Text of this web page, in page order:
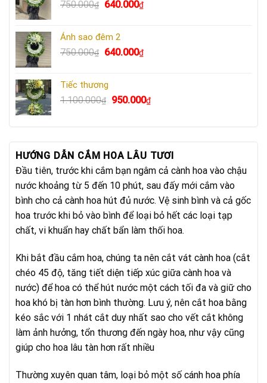
670.000₫.
750.000₫
Giá
750.000₫.
640.000₫Giá
640.000₫.
Ánh sao đêm 2
750.000₫
Giá
750.000₫.
640.000₫Giá
640.000₫.
Tiếc thương
1.100.000₫
Giá
là:
950.000₫Giá
tại
950.000₫.
HƯỚNG DẪN CẮM HOA LÂU TƯƠI
Đầu tiên, trước khi cắm bạn ngâm cả cành hoa vào chậu
nước khoảng từ 5 đến 10 phút, sau đấy mới cắm vào
bình cho cả cành hoa hút đủ nước. Vệ sinh bình và cả gốc
hoa trước khi bỏ vào bình để loại bỏ hết các loại tạp
chất, vi khuẩn hay chất bẩn làm thối hoa.
Khi bắt đầu cắm hoa, chúng ta nên cắt vát cành hoa (cắt
chéo 45 độ, tăng tiết diện tiếp xúc giữa cành hoa và
nước) để hoa có thể hút nước một cách tối đa và giữ cho
hoa khó bị tàn hơn bình thường. Lưu ý, nên cắt hoa bằng
kéo sắc với 1 nhát cắt duy nhất sao cho vết cắt không
làm ảnh hưởng, tổn thương đến ngày hoa, như vậy cũng
giúp cho hoa lâu tàn hơn rất nhiều
Thường xuyên quan tâm, loại bỏ một số cánh hoa phía